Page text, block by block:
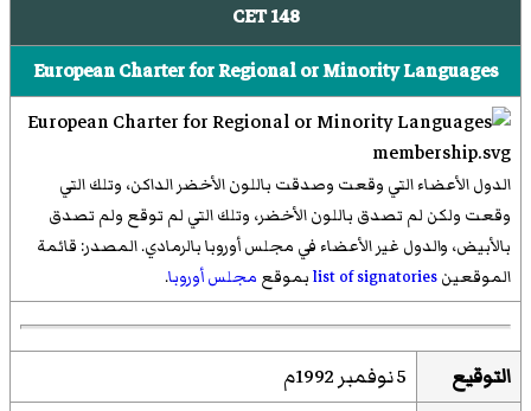
CET 148
European Charter for Regional or Minority Languages
الدول الأعضاء التي وقعت وصدقت باللون الأخضر الداكن، وتلك التي
وقعت ولكن لم تصدق باللون الأخضر، وتلك التي لم توقع ولم تصدق
بالأبيض، والدول غير الأعضاء في مجلس أوروبا بالرمادي. المصدر: قائمة
الموقعينlist of signatoriesبموقع مجلس أوروبا.
التوقيع 5 نوفمبر 1992م